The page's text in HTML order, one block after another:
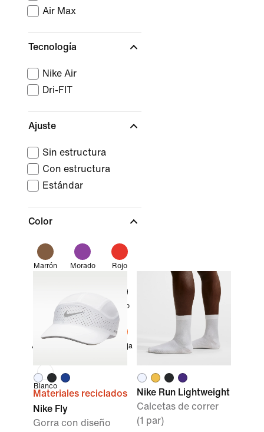
Air Max
Tecnología
Nike Air
Dri-FIT
Ajuste
Sin estructura
Con estructura
Estándar
Color
Marrón Morado Rojo
Multicolor Negro
Amarillo Verde Naranja
Blanco
Materiales reciclados
Nike Fly
Gorra con diseño
Nike Run Lightweight
Calcetas de correr
(1 par)